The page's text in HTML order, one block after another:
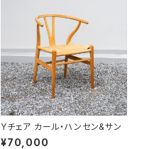
Yチェア カール・ハンセン&サン
¥70,000